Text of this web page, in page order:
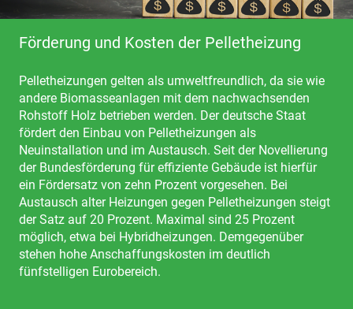
Förderung und Kosten der Pelletheizung
Pelletheizungen gelten als umweltfreundlich, da sie wie
andere Biomasseanlagen mit dem nachwachsenden
Rohstoff Holz betrieben werden. Der deutsche Staat
fördert den Einbau von Pelletheizungen als
Neuinstallation und im Austausch. Seit der Novellierung
der Bundesförderung für effiziente Gebäude ist hierfür
ein Fördersatz von zehn Prozent vorgesehen. Bei
Austausch alter Heizungen gegen Pelletheizungen steigt
der Satz auf 20 Prozent. Maximal sind 25 Prozent
möglich, etwa bei Hybridheizungen. Demgegenüber
stehen hohe Anschaffungskosten im deutlich
fünfstelligen Eurobereich.